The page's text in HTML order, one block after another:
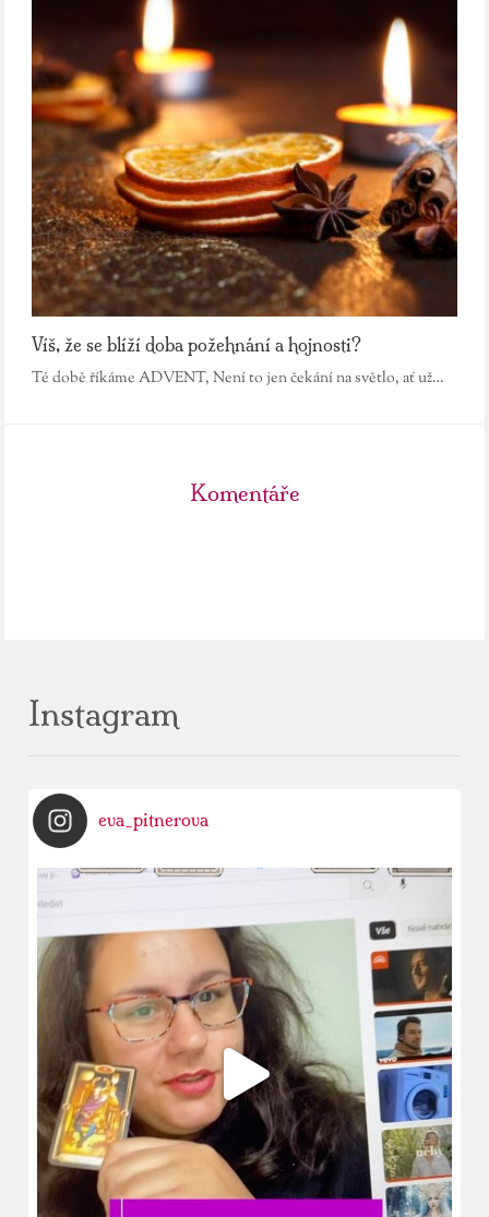
Víš, že se blíží doba požehnání a hojnosti?
Té době říkáme ADVENT, Není to jen čekání na světlo, ať už…
Komentáře
Instagram
eva_pitnerova